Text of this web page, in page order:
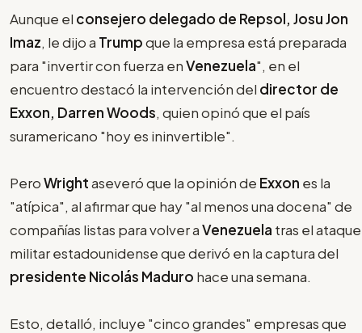
Aunque el consejero delegado de Repsol, Josu Jon
Imaz, le dijo a Trumpque la empresa está preparada
para "invertir con fuerza enVenezuela", en el
encuentro destacó la intervención del director de
Exxon, Darren Woods, quien opinó que el país
suramericano "hoy es ininvertible".
PeroWrightaseveró que la opinión de Exxon es la
"atípica", al afirmar que hay "al menos una docena" de
compañías listas para volver aVenezuela tras el ataque
militar estadounidense que derivó en la captura del
presidente Nicolás Maduro hace una semana.
Esto, detalló, incluye "cinco grandes" empresas que